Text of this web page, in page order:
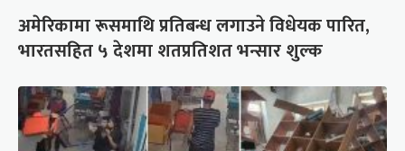
अमेरिकामा रूसमाथि प्रतिबन्ध लगाउने विधेयक पारित,
भारतसहित ५ देशमा शतप्रतिशत भन्सार शुल्क